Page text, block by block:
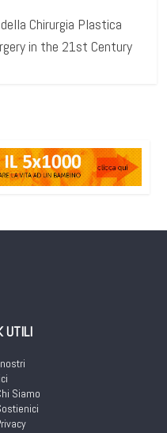
Chirurgia Plastica
in the 21st Century
UTILI
Siamo